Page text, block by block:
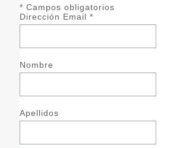
* Campos obligatorios
Dirección Email *
Nombre
Apellidos